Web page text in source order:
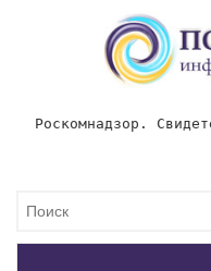
Роскомнадзор.